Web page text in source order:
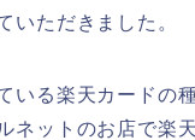
いただきました。
いる楽天カードの
ネットのお店で楽